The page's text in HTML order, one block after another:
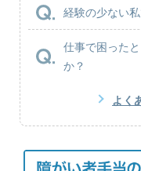
経験の少ない
仕事で困った
か？
よく